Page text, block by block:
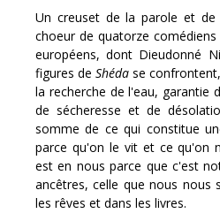
Un creuset de la parole et
choeur de quatorze
européens, dont Dieudonné
figures deShéda se
la recherche de l'eau, garantie
de sécheresse et de
somme de ce qui constitue
parce qu'on le vit et ce qu'on
est en nous parce que c'est
ancêtres, celle que nous nous
les rêves et dans les livres.